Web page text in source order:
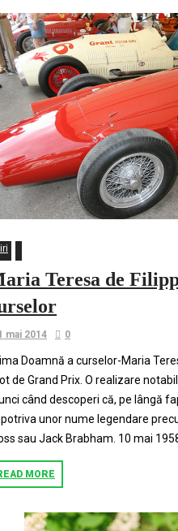
Teresa de
mai 2014 0
Doamnă a curselor-Maria
de Grand Prix. O realizare
când descoperi că, pe lângă
unor nume legendare
sau Jack Brabham. 10 mai
MORE